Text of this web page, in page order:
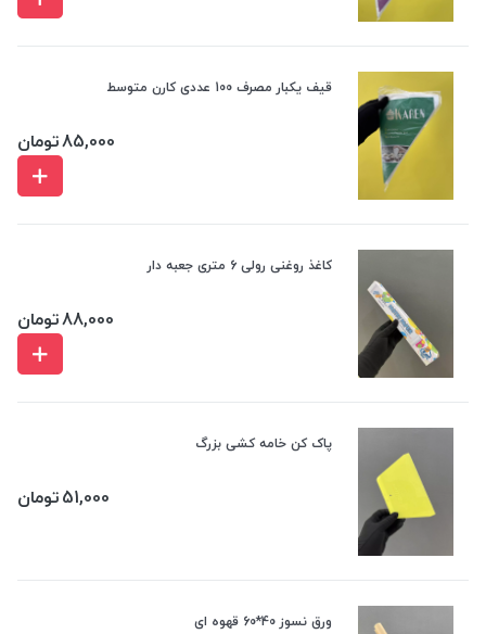
قیف یکبار مصرف 100 عددی کارن متوسط
85,000تومان
کاغذ روغنی رولی 6 متری جعبه دار
88,000تومان
پاک کن خامه کشی بزرگ
51,000تومان
ورق نسوز 40*60 قهوه ای